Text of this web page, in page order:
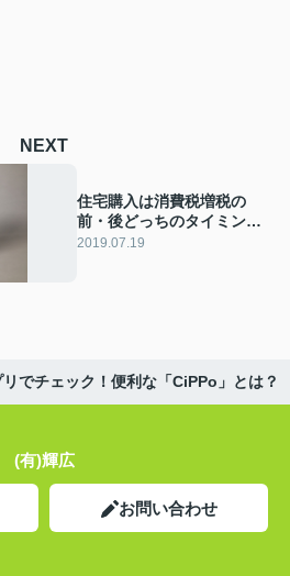
NEXT
住宅購入は消費税増税の
前・後どっちのタイミング
が良い？見極めが肝心！
2019.07.19
でチェック！便利な「CiPPo」とは？
(有)輝広
お問い合わせ